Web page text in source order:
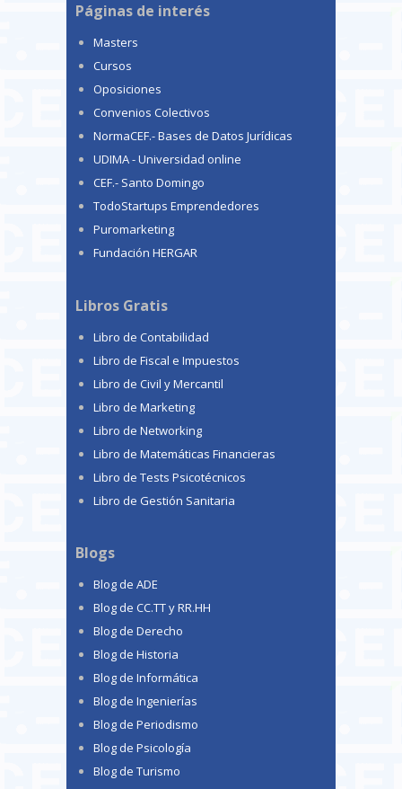
Páginas de interés
Masters
Cursos
Oposiciones
Convenios Colectivos
NormaCEF.- Bases de Datos Jurídicas
UDIMA - Universidad online
CEF.- Santo Domingo
TodoStartups Emprendedores
Puromarketing
Fundación HERGAR
Libros Gratis
Libro de Contabilidad
Libro de Fiscal e Impuestos
Libro de Civil y Mercantil
Libro de Marketing
Libro de Networking
Libro de Matemáticas Financieras
Libro de Tests Psicotécnicos
Libro de Gestión Sanitaria
Blogs
Blog de ADE
Blog de CC.TT y RR.HH
Blog de Derecho
Blog de Historia
Blog de Informática
Blog de Ingenierías
Blog de Periodismo
Blog de Psicología
Blog de Turismo